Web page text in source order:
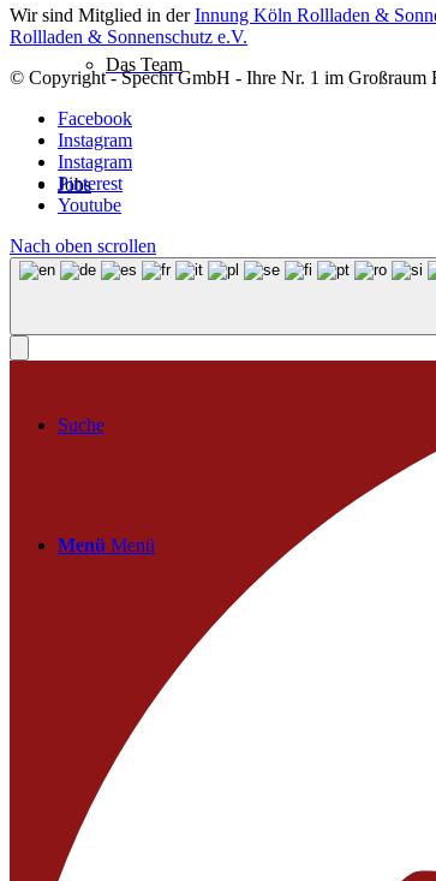
Das Team
Jobs
Suche
Menü Menü
Wir sind Mitglied in derInnung Köln Rollladen &
Rollladen & Sonnenschutz e.V.
© Copyright - Specht GmbH - Ihre Nr. 1 im Großraum
Facebook
Instagram
Instagram
Pinterest
Youtube
Nach oben scrollen